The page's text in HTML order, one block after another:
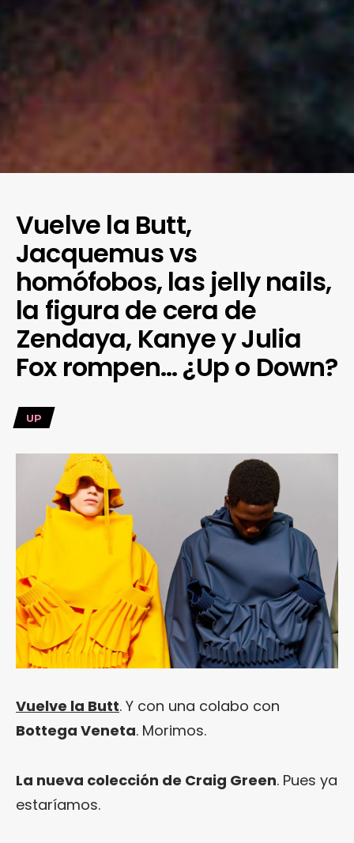
Vuelve la Butt,
Jacquemus vs
homófobos, las jelly nails,
la figura de cera de
Zendaya, Kanye y Julia
Fox rompen… ¿Up o Down?
UP
Vuelve la Butt. Y con una colabo con
Bottega Veneta. Morimos.
La nueva colección de Craig Green. Pues ya
estaríamos.